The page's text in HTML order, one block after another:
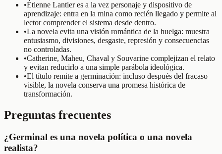
•Étienne Lantier es a la vez personaje y dispositivo de
aprendizaje: entra en la mina como recién llegado y permite al
lector comprender el sistema desde dentro.
•La novela evita una visión romántica de la huelga: muestra
entusiasmo, divisiones, desgaste, represión y consecuencias
no controladas.
•Catherine, Maheu, Chaval y Souvarine complejizan el relato
y evitan reducirlo a una simple parábola ideológica.
•El título remite a germinación: incluso después del fracaso
visible, la novela conserva una promesa histórica de
transformación.
Preguntas frecuentes
¿Germinal es una novela política o una novela
realista?